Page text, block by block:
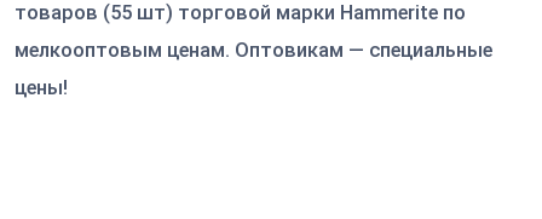
товаров (55 шт) торговой марки Hammerite по
мелкооптовым ценам. Оптовикам — специальные
цены!